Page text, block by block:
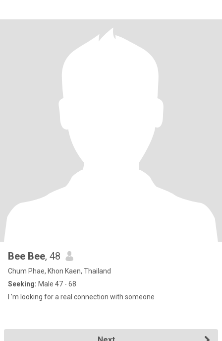
Bee Bee, 48
Chum Phae, Khon Kaen, Thailand
Seeking: Male 47 - 68
I 'm looking for a real connection with someone